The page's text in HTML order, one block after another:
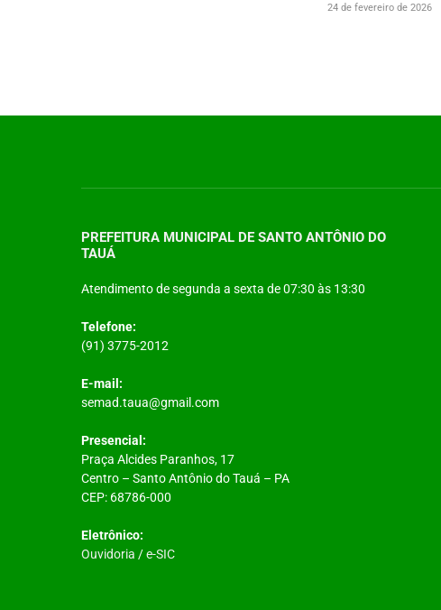
24 de fevereiro de 2026
PREFEITURA MUNICIPAL DE SANTO ANTÔNIO DO
TAUÁ
Atendimento de segunda a sexta de 07:30 às 13:30
Telefone:
(91) 3775-2012
E-mail:
semad.taua@gmail.com
Presencial:
Praça Alcides Paranhos, 17
Centro – Santo Antônio do Tauá – PA
CEP: 68786-000
Eletrônico:
Ouvidoria /e-SIC